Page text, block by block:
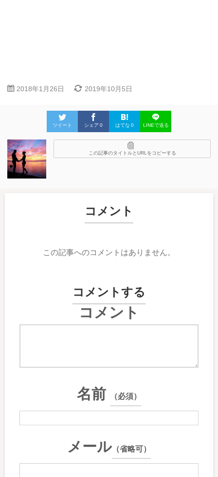
2018年1月26日 2019年10月5日
ツイート シェア 0 はてな 0 LINEで送る
この記事のタイトルとURLをコピーする
コメント
この記事へのコメントはありません。
コメントする
コメント
名前 （必須）
メール （省略可）